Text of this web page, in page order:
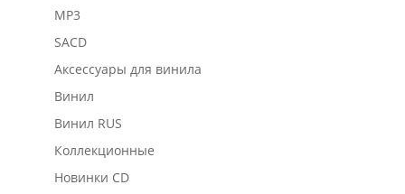
MP3
SACD
Аксессуары для винила
Винил
Винил RUS
Коллекционные
Новинки CD